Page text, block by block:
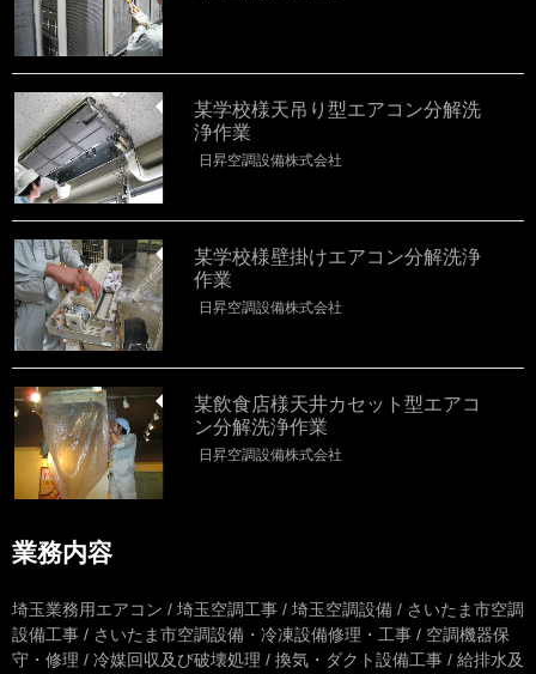
某学校様天吊り型エアコン分解洗
浄作業
日昇空調設備株式会社
某学校様壁掛けエアコン分解洗浄
作業
日昇空調設備株式会社
某飲食店様天井カセット型エアコ
ン分解洗浄作業
日昇空調設備株式会社
業務内容
埼玉業務用エアコン / 埼玉空調工事 / 埼玉空調設備 / さいたま市空調
設備工事 / さいたま市空調設備・冷凍設備修理・工事 / 空調機器保
守・修理 / 冷媒回収及び破壊処理 / 換気・ダクト設備工事 / 給排水及